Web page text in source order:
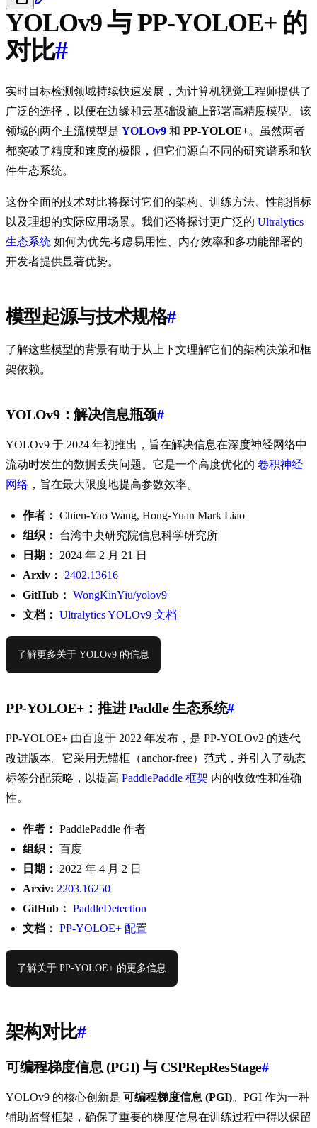
YOLOv9 与 PP-YOLOE+ 的
对比#
实时目标检测领域持续快速发展，为计算机视觉工程师提供了
广泛的选择，以便在边缘和云基础设施上部署高精度模型。该
领域的两个主流模型是 YOLOv9 和 PP-YOLOE+。虽然两者
都突破了精度和速度的极限，但它们源自不同的研究谱系和软
件生态系统。
这份全面的技术对比将探讨它们的架构、训练方法、性能指标
以及理想的实际应用场景。我们还将探讨更广泛的 Ultralytics
生态系统 如何为优先考虑易用性、内存效率和多功能部署的
开发者提供显著优势。
模型起源与技术规格#
了解这些模型的背景有助于从上下文理解它们的架构决策和框
架依赖。
YOLOv9：解决信息瓶颈#
YOLOv9 于 2024 年初推出，旨在解决信息在深度神经网络中
流动时发生的数据丢失问题。它是一个高度优化的 卷积神经
网络 ，旨在最大限度地提高参数效率。
作者： Chien-Yao Wang, Hong-Yuan Mark Liao
组织：
台湾中央研究院信息科学研究所
日期：
2024 年 2 月 21 日
Arxiv：
2402.13616
GitHub： WongKinYiu/yolov9
文档： Ultralytics YOLOv9 文档
了解更多关于 YOLOv9 的信息
PP-YOLOE+：推进 Paddle 生态系统#
PP-YOLOE+ 由百度于 2022 年发布，是 PP-YOLOv2 的迭代
改进版本。它采用无锚框（anchor-free）范式，并引入了动态
标签分配策略，以提高 PaddlePaddle 框架 内的收敛性和准确
性。
作者： PaddlePaddle 作者
组织： 百度
日期：
2022 年 4 月 2 日
Arxiv: 2203.16250
GitHub： PaddleDetection
文档： PP-YOLOE+ 配置
了解关于 PP-YOLOE+ 的更多信息
架构对比#
可编程梯度信息 (PGI) 与 CSPRepResStage#
YOLOv9 的核心创新是 可编程梯度信息 (PGI)。PGI 作为一种
辅助监督框架，确保了重要的梯度信息在训练过程中得以保留